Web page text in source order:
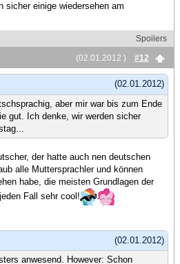
sicher einige wiedersehen am
Spoilers
(02.01.2012 )
#12
(02.01.2012)
aber mir war bis zum Ende
gut. Ich denke, wir werden sicher
der hatte auch nen deutschen
alle Muttersprachler und können
habe, die meisten Grundlagen der
Fall sehr cool!
(02.01.2012)
anwesend. However: Schon